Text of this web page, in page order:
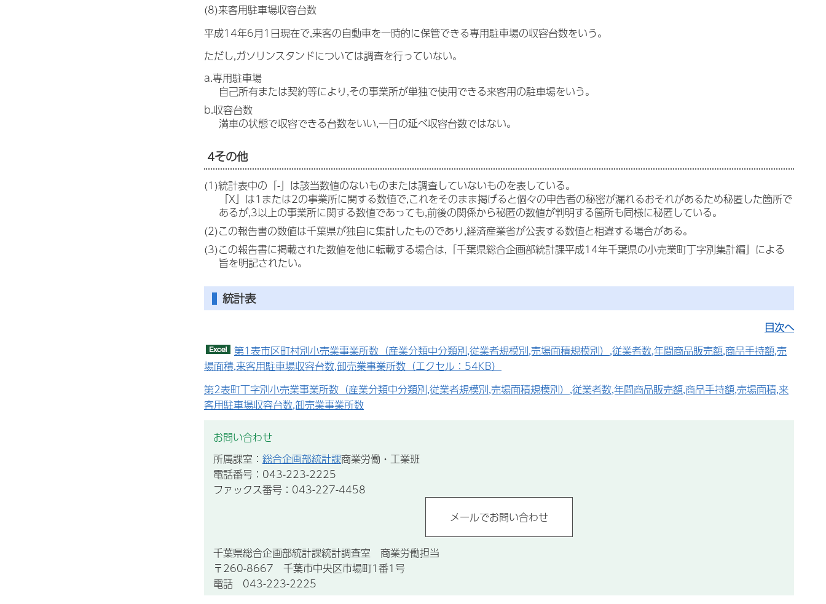
(8)来客用駐車場収容台数
平成14年6月1日現在で,来客の自動車を一時的に保管できる専用駐車場の収容台数をいう。
ただし,ガソリンスタンドについては調査を行っていない。
a.専用駐車場
自己所有または契約等により,その事業所が単独で使用できる来客用の駐車場をいう。
b.収容台数
満車の状態で収容できる台数をいい,一日の延べ収容台数ではない。
4その他
(1)統計表中の「-」は該当数値のないものまたは調査していないものを表している。
「X」は1または2の事業所に関する数値で,これをそのまま掲げると個々の申告者の秘密が漏れるおそれがあるため秘匿した箇所で
あるが,3以上の事業所に関する数値であっても,前後の関係から秘匿の数値が判明する箇所も同様に秘匿している。
(2)この報告書の数値は千葉県が独自に集計したものであり,経済産業省が公表する数値と相違する場合がある。
(3)この報告書に掲載された数値を他に転載する場合は,「千葉県総合企画部統計課平成14年千葉県の小売業町丁字別集計編」による
旨を明記されたい。
統計表
目次へ
第1表市区町村別小売業事業所数（産業分類中分類別,従業者規模別,売場面積規模別）,従業者数,年間商品販売額,商品手持額,売
場面積,来客用駐車場収容台数,卸売業事業所数（エクセル：54KB）
第2表町丁字別小売業事業所数（産業分類中分類別,従業者規模別,売場面積規模別）,従業者数,年間商品販売額,商品手持額,売場面積,来
客用駐車場収容台数,卸売業事業所数
お問い合わせ
所属課室： 総合企画部統計課商業労働・工業班
電話番号：043-223-2225
ファックス番号：043-227-4458
千葉県総合企画部統計課統計調査室 商業労働担当
〒260-8667 千葉市中央区市場町1番1号
電話 043-223-2225